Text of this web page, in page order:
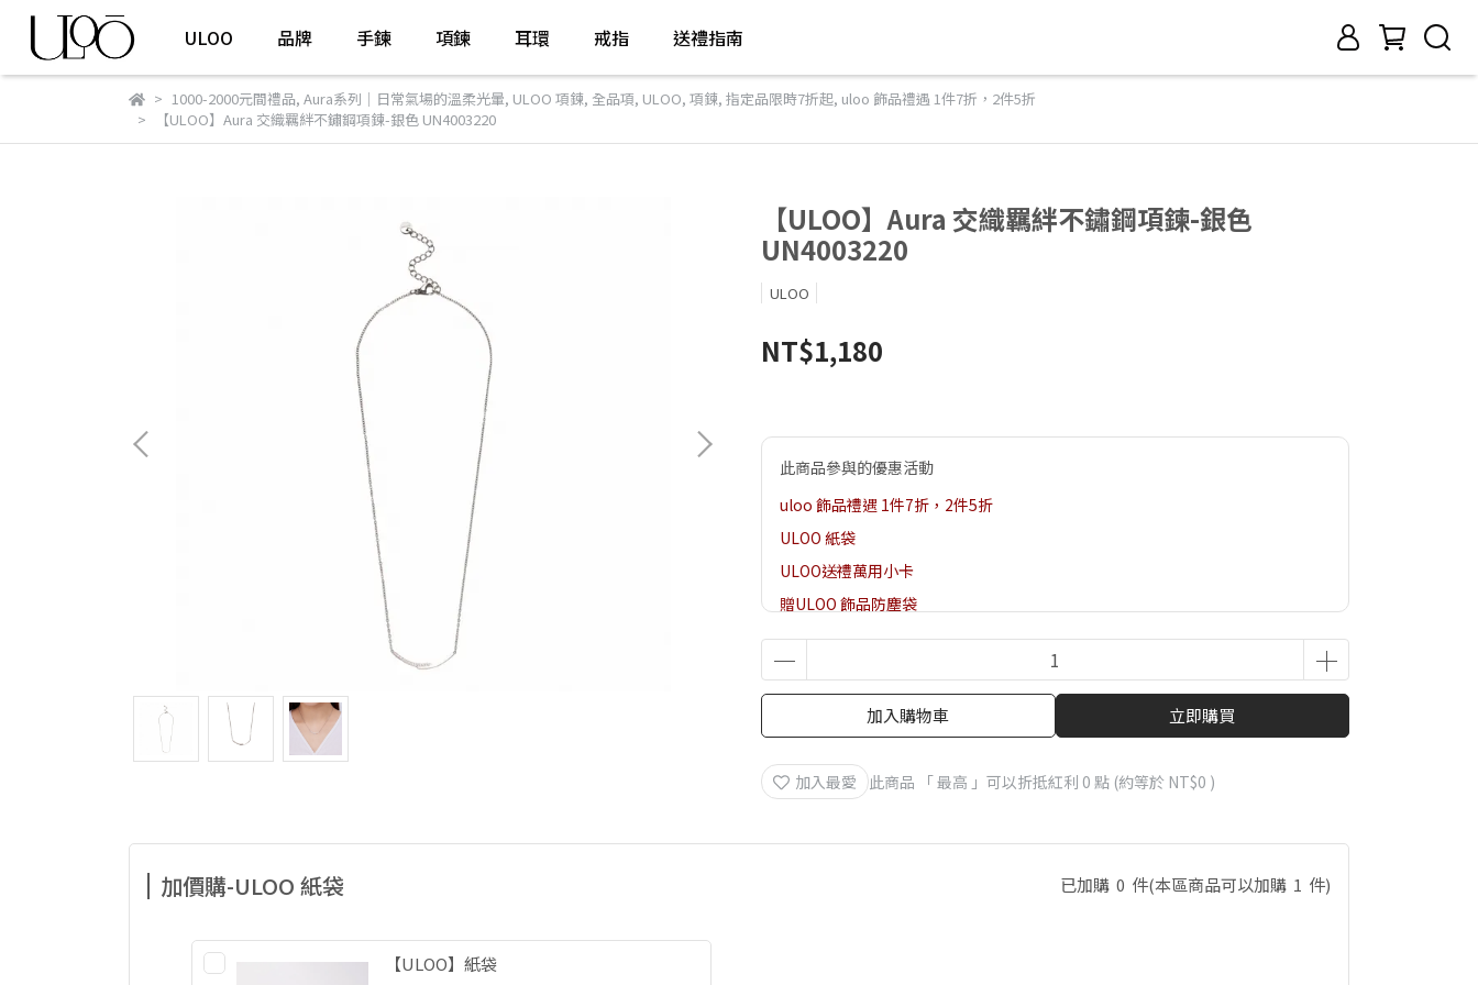
ULOO 品牌 手鍊 項鍊 耳環 戒指 送禮指南
1000-2000元間禮品, Aura系列｜日常氣場的溫柔光暈, ULOO 項鍊, 全品項, ULOO, 項鍊, 指定品限時7折起, uloo 飾品禮遇 1件7折，2件5折
【ULOO】Aura 交織羈絆不鏽鋼項鍊-銀色 UN4003220
【ULOO】Aura 交織羈絆不鏽鋼項鍊-銀色
UN4003220
ULOO
NT$1,180
此商品參與的優惠活動
uloo 飾品禮遇 1件7折，2件5折
ULOO 紙袋
ULOO送禮萬用小卡
贈ULOO 飾品防塵袋
贈ULOO 項鍊/手鍊飾品盒
加入購物車 立即購買
加入最愛 此商品 「 最高 」可以折抵紅利 0 點 (約等於 NT$0 )
加價購-ULOO 紙袋 已加購 0 件(本區商品可以加購 1 件)
【ULOO】紙袋